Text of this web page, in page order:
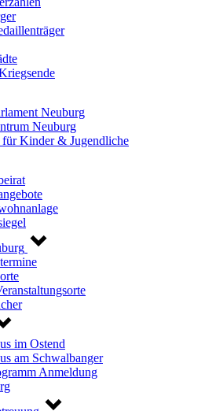
Neuburg
Neuburg
für Kinder & Jugendliche
im Ostend
am Schwalbanger
Anmeldung